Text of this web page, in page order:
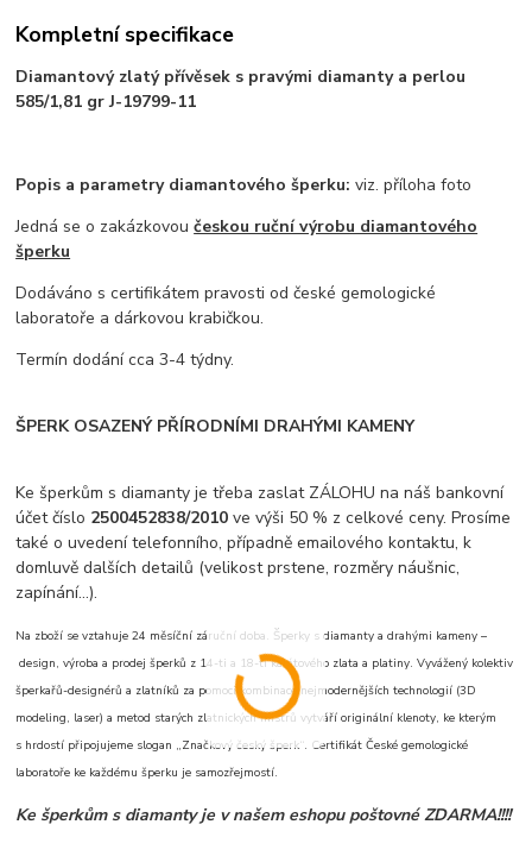
Kompletní specifikace
Diamantový zlatý přívěsek s pravými diamanty a perlou
585/1,81 gr J-19799-11
Popis a parametry diamantového šperku: viz. příloha foto
Jedná se o zakázkovoučeskou ruční výrobu diamantového
šperku
Dodáváno s certifikátem pravosti od české gemologické
laboratoře a dárkovou krabičkou.
Termín dodání cca 3-4 týdny.
ŠPERK OSAZENÝ PŘÍRODNÍMI DRAHÝMI KAMENY
Ke šperkům s diamanty je třeba zaslat ZÁLOHU na náš bankovní
účet číslo 2500452838/2010ve výši 50 % z celkové ceny. Prosíme
také o uvedení telefonního, případně emailového kontaktu, k
domluvě dalších detailů (velikost prstene, rozměry náušnic,
zapínání...).
Na zboží se vztahuje 24 měsíční záruční doba. Šperky s diamanty a drahými kameny –
design, výroba a prodej šperků z 14-ti a 18-ti karátového zlata a platiny. Vyvážený kolektiv
šperkařů-designérů a zlatníků za pomoci kombinace nejmodernějších technologií (3D
modeling, laser) a metod starých zlatnických mistrů vytváří originální klenoty, ke kterým
s hrdostí připojujeme slogan „Značkový český šperk“. Certifikát České gemologické
laboratoře ke každému šperku je samozřejmostí.
Ke šperkům s diamanty je v našem eshopu poštovné ZDARMA!!!!